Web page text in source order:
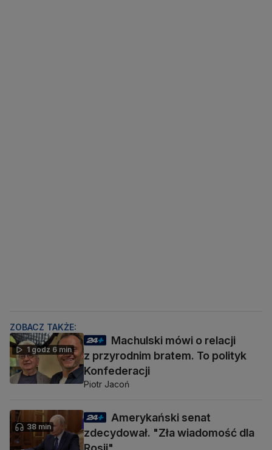
ZOBACZ TAKŻE:
1 godz 6 min
Machulski mówi o relacji
z przyrodnim bratem. To polityk
Konfederacji
Piotr Jacoń
38 min
Amerykański senat
zdecydował. "Zła wiadomość dla